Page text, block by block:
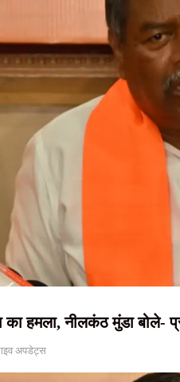
मंत्री का सख्त रुख, दोषी संवेदक पर
छात्रों ने गठित किया प्रतिनिधिमंडल,
सकुशल बरामद, आरोपी गिरफ्तार
दो शातिर गिरफ्तार; लूटा गया
खिलाफ 10 अगस्त को राष्ट्रव्यापी जेल
का हमला, नीलकंठ मुंडा बोले-
अपडेट्स